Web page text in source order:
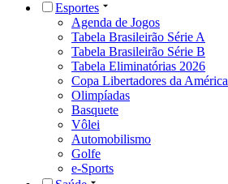
Esportes
Agenda de Jogos
Tabela Brasileirão Série A
Tabela Brasileirão Série B
Tabela Eliminatórias 2026
Copa Libertadores da América
Olimpíadas
Basquete
Vôlei
Automobilismo
Golfe
e-Sports